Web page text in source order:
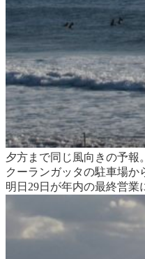
夕方まで同じ風向きの予報。
クーランガッタの駐車場か
明日29日が年内の最終営業